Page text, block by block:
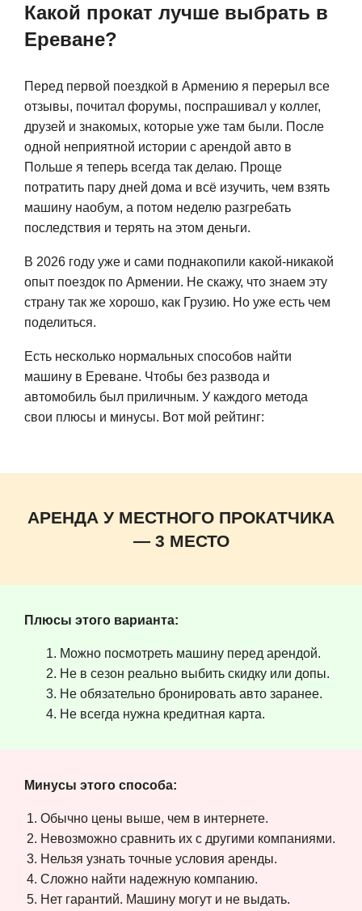
Какой прокат лучше выбрать в
Ереване?
Перед первой поездкой в Армению я перерыл все
отзывы, почитал форумы, поспрашивал у коллег,
друзей и знакомых, которые уже там были. После
одной неприятной истории с арендой авто в
Польше я теперь всегда так делаю. Проще
потратить пару дней дома и всё изучить, чем взять
машину наобум, а потом неделю разгребать
последствия и терять на этом деньги.
В 2026 году уже и сами поднакопили какой-никакой
опыт поездок по Армении. Не скажу, что знаем эту
страну так же хорошо, как Грузию. Но уже есть чем
поделиться.
Есть несколько нормальных способов найти
машину в Ереване. Чтобы без развода и
автомобиль был приличным. У каждого метода
свои плюсы и минусы. Вот мой рейтинг:
АРЕНДА У МЕСТНОГО ПРОКАТЧИКА
— 3 МЕСТО
Плюсы этого варианта:
Можно посмотреть машину перед арендой.
Не в сезон реально выбить скидку или допы.
Не обязательно бронировать авто заранее.
Не всегда нужна кредитная карта.
Минусы этого способа:
Обычно цены выше, чем в интернете.
Невозможно сравнить их с другими компаниями.
Нельзя узнать точные условия аренды.
Сложно найти надежную компанию.
Нет гарантий. Машину могут и не выдать.